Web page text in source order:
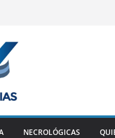
NECROLÓGICAS